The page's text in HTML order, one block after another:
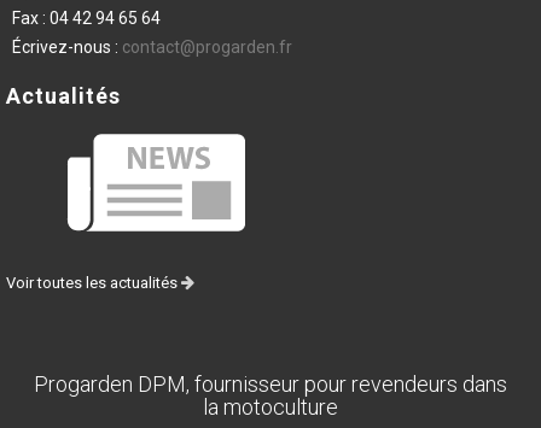
Fax : 04 42 94 65 64
Écrivez-nous : contact@progarden.fr
Actualités
Voir toutes les actualités
Progarden DPM, fournisseur pour revendeurs dans
la motoculture